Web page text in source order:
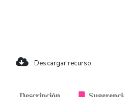
Descargar recurso